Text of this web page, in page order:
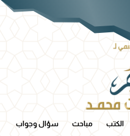
الكتب مباحث سؤال وجواب